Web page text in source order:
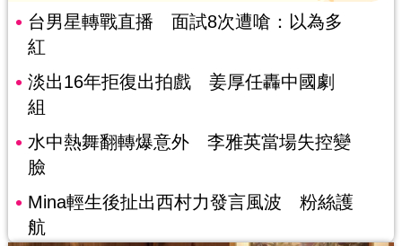
台男星轉戰直播 面試8次遭嗆：以為多
紅
淡出16年拒復出拍戲 姜厚任轟中國劇
組
水中熱舞翻轉爆意外 李雅英當場失控變
臉
Mina輕生後扯出西村力發言風波 粉絲護
航